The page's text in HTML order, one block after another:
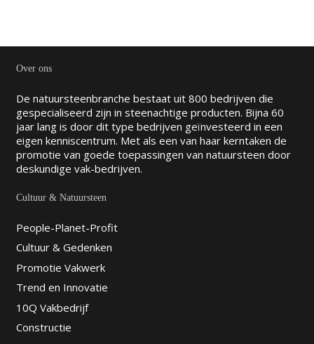
Over ons
De natuursteenbranche bestaat uit 800 bedrijven die
gespecialiseerd zijn in steenachtige producten. Bijna 60
jaar lang is door dit type bedrijven geïnvesteerd in een
eigen kenniscentrum. Met als een van haar kerntaken de
promotie van goede toepassingen van natuursteen door
deskundige vak-bedrijven.
Cultuur & Natuursteen
People-Planet-Profit
Cultuur & Gedenken
Promotie Vakwerk
Trend en Innovatie
10Q Vakbedrijf
Constructie